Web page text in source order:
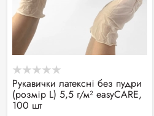
Рукавички латексні без пудри
(розмір L) 5,5 г/м² easyCARE,
100 шт